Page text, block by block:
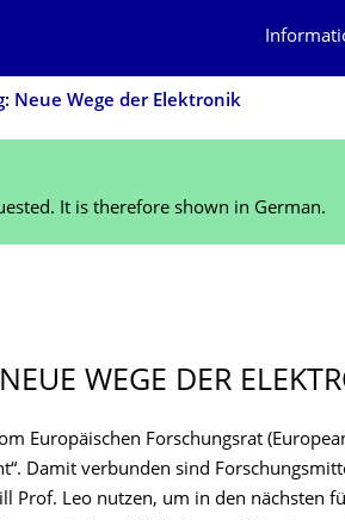
Neue Wege der Elektronik
It is therefore shown in German.
WEGE DER
Europäischen Forschungsrat
Damit verbunden sind
Prof. Leo nutzen, um in den nächsten